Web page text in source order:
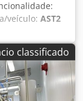
veículo: AST2
trifásico,
kg ,
400 V, pressão:
92,1 m³/h
classificado